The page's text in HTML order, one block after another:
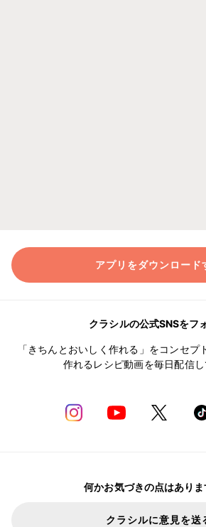
アプリをダウンロード
クラシルの公式SNSをフ
「きちんとおいしく作れる」をコンセプ
作れるレシピ動画を毎日配信し
何かお気づきの点はありま
クラシルに意見を送